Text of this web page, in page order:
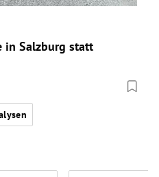
in Salzburg statt